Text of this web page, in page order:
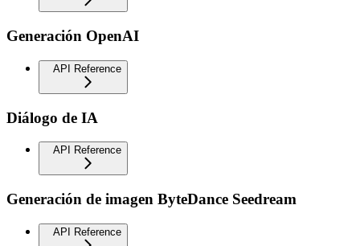
Generación OpenAI
API Reference
Diálogo de IA
API Reference
Generación de imagen ByteDance Seedream
API Reference